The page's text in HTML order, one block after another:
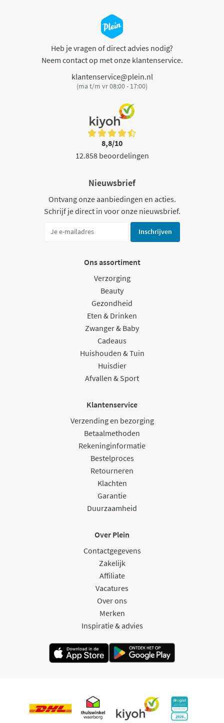
Heb je vragen of direct advies nodig?
Neem contact op met onze klantenservice.
klantenservice@plein.nl
(ma t/m vr 08:00 - 17:00)
8,8/10
12.858 beoordelingen
Nieuwsbrief
Ontvang onze aanbiedingen en acties.
Schrijf je direct in voor onze nieuwsbrief.
Inschrijven
Ons assortiment
Verzorging
Beauty
Gezondheid
Eten & Drinken
Zwanger & Baby
Cadeaus
Huishouden & Tuin
Huisdier
Afvallen & Sport
Klantenservice
Verzending en bezorging
Betaalmethoden
Rekeninginformatie
Bestelproces
Retourneren
Klachten
Garantie
Duurzaamheid
Over Plein
Contactgegevens
Zakelijk
Affiliate
Vacatures
Over ons
Merken
Inspiratie & advies